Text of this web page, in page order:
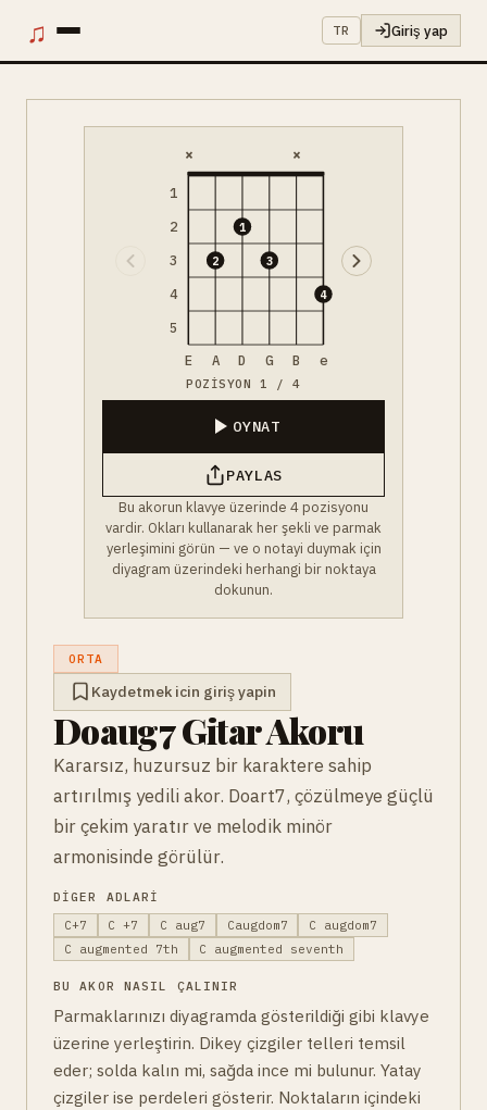
♫ TR Giriş yap
1
2
3
4
5
× ×
2
1
3
4
E A D G B e
POZISYON 1 / 4
OYNAT
PAYLAS
Bu akorun klavye üzerinde 4 pozisyonu
vardir. Okları kullanarak her şekli ve parmak
yerleşimini görün — ve o notayi duymak için
diyagram üzerindeki herhangi bir noktaya
dokunun.
ORTA
Kaydetmek icin giriş yapin
Doaug7 Gitar Akoru
Kararsız, huzursuz bir karaktere sahip
artırılmış yedili akor. Doart7, çözülmeye güçlü
bir çekim yaratır ve melodik minör
armonisinde görülür.
DIGER ADLARI
C+7
C +7 C aug7 Caugdom7
C augdom7
C augmented 7th
C augmented seventh
BU AKOR NASIL ÇALINIR
Parmaklarınızı diyagramda gösterildiği gibi klavye
üzerine yerleştirin. Dikey çizgiler telleri temsil
eder; solda kalın mi, sağda ince mi bulunur. Yatay
çizgiler ise perdeleri gösterir. Noktaların içindeki